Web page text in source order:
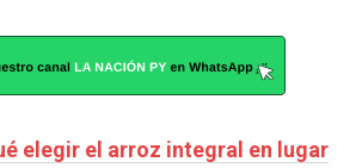
elegir el arroz integral en lugar